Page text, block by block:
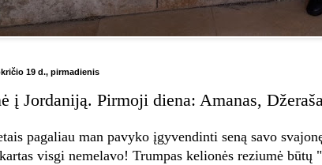
19 d., pirmadienis
į Jordaniją. Pirmoji diena: Amanas,
pagaliau man pavyko įgyvendinti seną savo
visgi nemelavo! Trumpas kelionės reziumė būtų